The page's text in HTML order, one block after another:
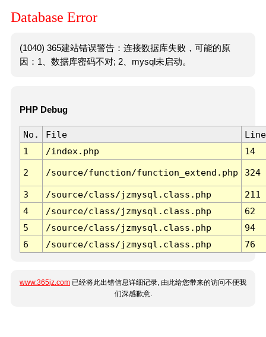
Database Error
(1040) 365建站错误警告：连接数据库失败，可能的原
因：1、数据库密码不对; 2、mysql未启动。
PHP Debug
No. File
Line
1
/index.php 14
2 /source/function/function_extend.php 324
3 /source/class/jzmysql.class.php
211
4
/source/class/jzmysql.class.php
62
5
/source/class/jzmysql.class.php
94
6
/source/class/jzmysql.class.php 76
www.365jz.com 已经将此出错信息详细记录, 由此给您带来的访问不便我
们深感歉意.